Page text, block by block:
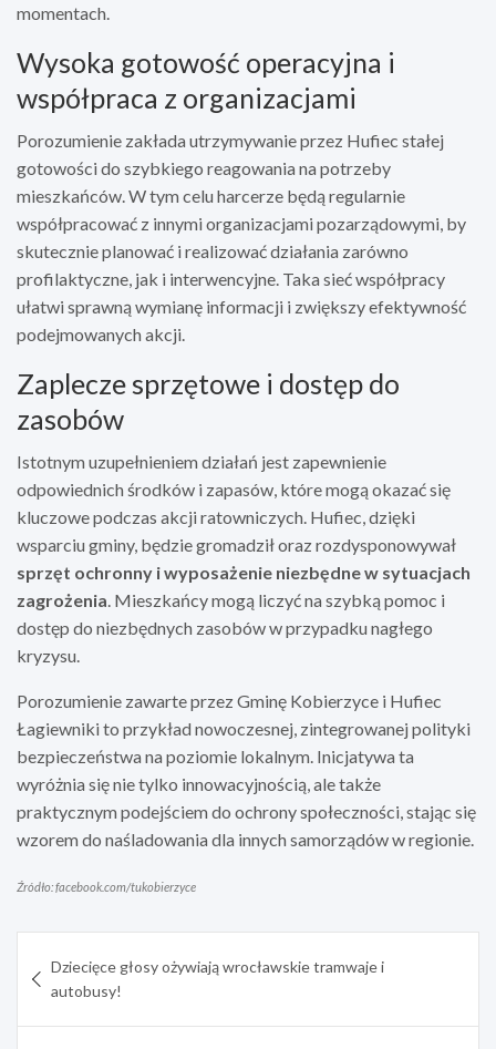
momentach.
Wysoka gotowość operacyjna i
współpraca z organizacjami
Porozumienie zakłada utrzymywanie przez Hufiec stałej
gotowości do szybkiego reagowania na potrzeby
mieszkańców. W tym celu harcerze będą regularnie
współpracować z innymi organizacjami pozarządowymi, by
skutecznie planować i realizować działania zarówno
profilaktyczne, jak i interwencyjne. Taka sieć współpracy
ułatwi sprawną wymianę informacji i zwiększy efektywność
podejmowanych akcji.
Zaplecze sprzętowe i dostęp do
zasobów
Istotnym uzupełnieniem działań jest zapewnienie
odpowiednich środków i zapasów, które mogą okazać się
kluczowe podczas akcji ratowniczych. Hufiec, dzięki
wsparciu gminy, będzie gromadził oraz rozdysponowywał
sprzęt ochronny i wyposażenie niezbędne w sytuacjach
zagrożenia. Mieszkańcy mogą liczyć na szybką pomoc i
dostęp do niezbędnych zasobów w przypadku nagłego
kryzysu.
Porozumienie zawarte przez Gminę Kobierzyce i Hufiec
Łagiewniki to przykład nowoczesnej, zintegrowanej polityki
bezpieczeństwa na poziomie lokalnym. Inicjatywa ta
wyróżnia się nie tylko innowacyjnością, ale także
praktycznym podejściem do ochrony społeczności, stając się
wzorem do naśladowania dla innych samorządów w regionie.
Źródło: facebook.com/tukobierzyce
wpisu
Dziecięce głosy ożywiają wrocławskie tramwaje i
autobusy!